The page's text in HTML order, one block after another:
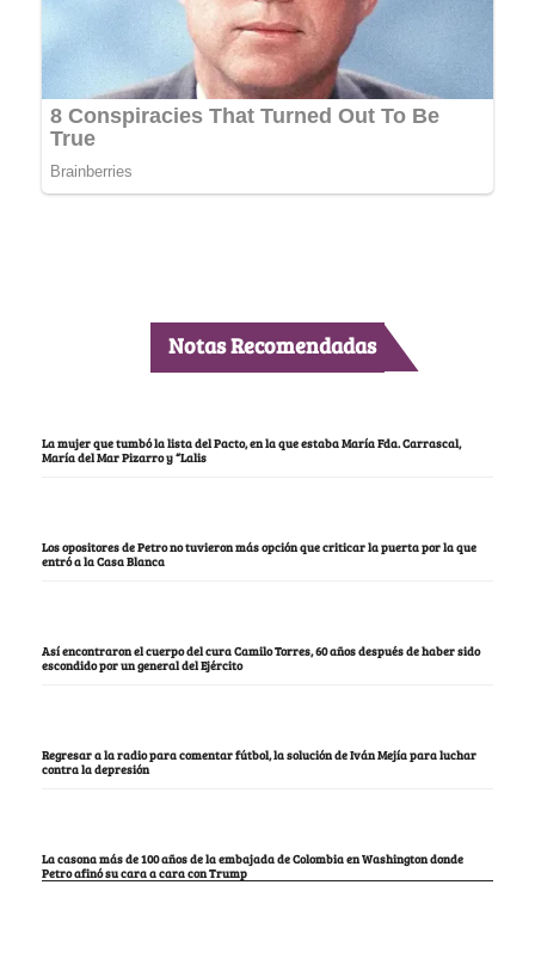
Notas Recomendadas
La mujer que tumbó la lista del Pacto, en la que estaba María Fda. Carrascal,
María del Mar Pizarro y “Lalis
Los opositores de Petro no tuvieron más opción que criticar la puerta por la que
entró a la Casa Blanca
Así encontraron el cuerpo del cura Camilo Torres, 60 años después de haber sido
escondido por un general del Ejército
Regresar a la radio para comentar fútbol, la solución de Iván Mejía para luchar
contra la depresión
La casona más de 100 años de la embajada de Colombia en Washington donde
Petro afinó su cara a cara con Trump